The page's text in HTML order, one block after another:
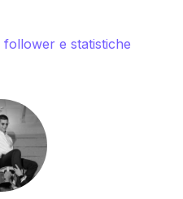
e statistiche